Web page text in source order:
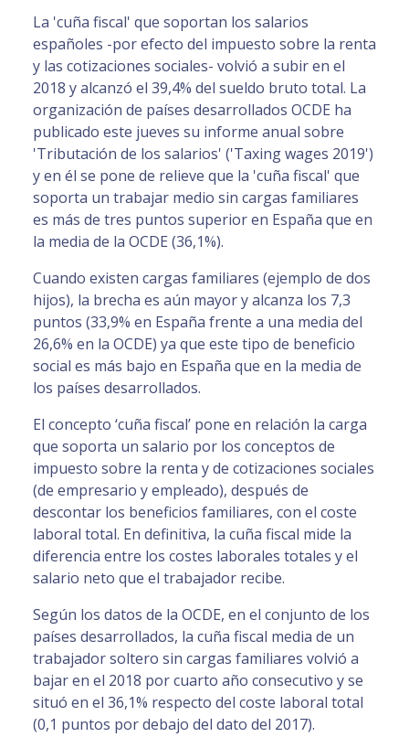
La 'cuña fiscal' que soportan los salarios
españoles -por efecto del impuesto sobre la renta
y las cotizaciones sociales- volvió a subir en el
2018 y alcanzó el 39,4% del sueldo bruto total. La
organización de países desarrollados OCDE ha
publicado este jueves su informe anual sobre
'Tributación de los salarios' ('Taxing wages 2019')
y en él se pone de relieve que la 'cuña fiscal' que
soporta un trabajar medio sin cargas familiares
es más de tres puntos superior en España que en
la media de la OCDE (36,1%).
Cuando existen cargas familiares (ejemplo de dos
hijos), la brecha es aún mayor y alcanza los 7,3
puntos (33,9% en España frente a una media del
26,6% en la OCDE) ya que este tipo de beneficio
social es más bajo en España que en la media de
los países desarrollados.
El concepto ‘cuña fiscal’ pone en relación la carga
que soporta un salario por los conceptos de
impuesto sobre la renta y de cotizaciones sociales
(de empresario y empleado), después de
descontar los beneficios familiares, con el coste
laboral total. En definitiva, la cuña fiscal mide la
diferencia entre los costes laborales totales y el
salario neto que el trabajador recibe.
Según los datos de la OCDE, en el conjunto de los
países desarrollados, la cuña fiscal media de un
trabajador soltero sin cargas familiares volvió a
bajar en el 2018 por cuarto año consecutivo y se
situó en el 36,1% respecto del coste laboral total
(0,1 puntos por debajo del dato del 2017).